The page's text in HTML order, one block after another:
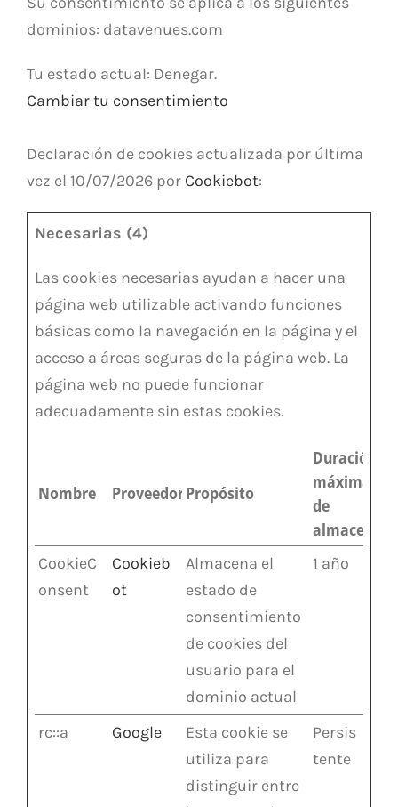
dominios: datavenues.com
Tu estado actual: Denegar.
Cambiar tu consentimiento
Declaración de cookies actualizada por última
vez el 10/07/2026 por Cookiebot:
Necesarias (4)
Las cookies necesarias ayudan a hacer una
página web utilizable activando funciones
básicas como la navegación en la página y el
acceso a áreas seguras de la página web. La
página web no puede funcionar
adecuadamente sin estas cookies.
Nombre Proveedor Propósito
Duración
máxima
de
CookieC
onsent
Cookieb
ot
Almacena el
estado de
consentimiento
de cookies del
usuario para el
dominio actual
1 año
rc::a Google
Esta cookie se
utiliza para
distinguir entre
Persis
tente